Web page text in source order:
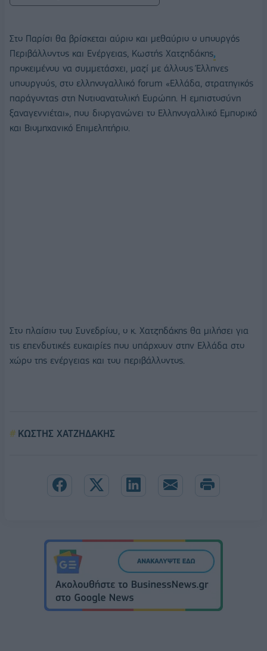
Στο Παρίσι θα βρίσκεται αύριο και μεθαύριο ο υπουργός
Περιβάλλοντος και Ενέργειας, Κωστής Χατζηδάκης,
προκειμένου να συμμετάσχει, μαζί με άλλους Έλληνες
υπουργούς, στο ελληνογαλλικό forum «Ελλάδα, στρατηγικός
παράγοντας στη Νοτιοανατολική Ευρώπη. Η εμπιστοσύνη
ξαναγεννιέται», που διοργανώνει το Ελληνογαλλικό Εμπορικό
και Βιομηχανικό Επιμελητήριο.
Στο πλαίσιο του Συνεδρίου, ο κ. Χατζηδάκης θα μιλήσει για
τις επενδυτικές ευκαιρίες που υπάρχουν στην Ελλάδα στο
χώρο της ενέργειας και του περιβάλλοντος.
ΚΩΣΤΗΣ ΧΑΤΖΗΔΑΚΗΣ